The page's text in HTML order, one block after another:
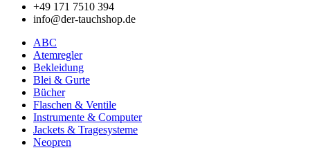
+49 171 7510 394
info@der-tauchshop.de
ABC
Atemregler
Bekleidung
Blei & Gurte
Bücher
Flaschen & Ventile
Instrumente & Computer
Jackets & Tragesysteme
Neopren